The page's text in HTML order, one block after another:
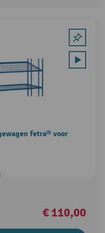
fetra® voor
€ 110,00